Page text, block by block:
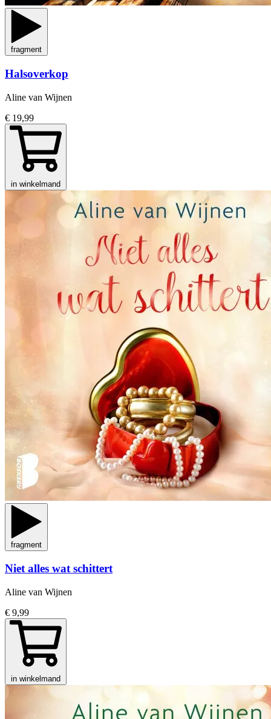
fragment
Halsoverkop
Aline van Wijnen
€ 19,99
in winkelmand
fragment
Niet alles wat schittert
Aline van Wijnen
€ 9,99
in winkelmand